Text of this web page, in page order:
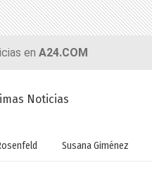
en A24.COM
Noticias
Susana Giménez